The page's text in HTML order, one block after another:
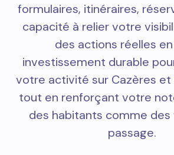
formulaires, itinéraires,
capacité à relier votre
des actions réelles
investissement durable
votre activité sur Cazères et
tout en renforçant votre
des habitants comme des
passage.